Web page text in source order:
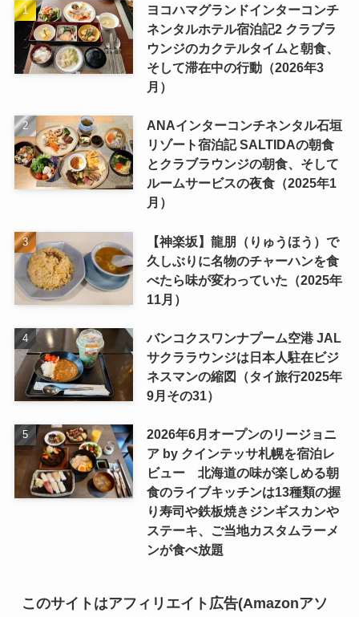
ヨコハマグランドインターコンチ
ネンタルホテル宿泊記2 クラブラ
ウンジのカクテルタイムと朝食、
そして滞在中の行動（2026年3
月）
ANAインターコンチネンタル石垣
リゾート宿泊記 SALTIDAの朝食
とクラブラウンジの朝食、そして
ルームサービスの夜食（2025年1
月）
【神楽坂】龍朋（りゅうほう）で
久しぶりに名物のチャーハンを食
べたら味が変わっていた（2025年
11月）
バンコクスワンナプーム空港 JAL
サクララウンジは日本人駐在ビジ
ネスマンの縮図（タイ旅行2025年
9月その31）
2026年6月オープンのリージョニ
ア by クインテッサ札幌を宿泊レ
ビュー 北海道の味が楽しめる朝
食のライブキッチンは13種類の握
り寿司や鉄板焼きジンギスカンや
ステーキ、ご当地カスタムラーメ
ンが食べ放題
このサイトはアフィリエイト広告(Amazonアソ